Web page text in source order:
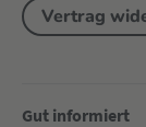
Vertrag
Gut informiert